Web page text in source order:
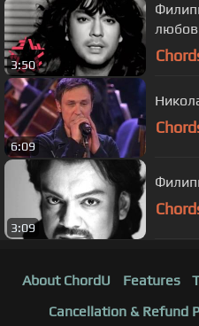
3:50
6:09
3:09
About ChordU Features
Cancellation & Refund